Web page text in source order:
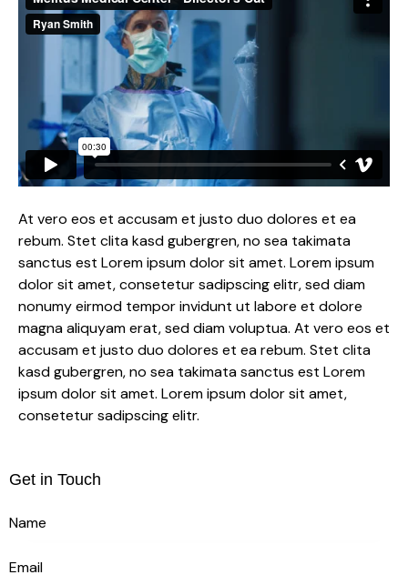
At vero eos et accusam et justo duo dolores et ea
rebum. Stet clita kasd gubergren, no sea takimata
sanctus est Lorem ipsum dolor sit amet. Lorem ipsum
dolor sit amet, consetetur sadipscing elitr, sed diam
nonumy eirmod tempor invidunt ut labore et dolore
magna aliquyam erat, sed diam voluptua. At vero eos et
accusam et justo duo dolores et ea rebum. Stet clita
kasd gubergren, no sea takimata sanctus est Lorem
ipsum dolor sit amet. Lorem ipsum dolor sit amet,
consetetur sadipscing elitr.
Get in Touch